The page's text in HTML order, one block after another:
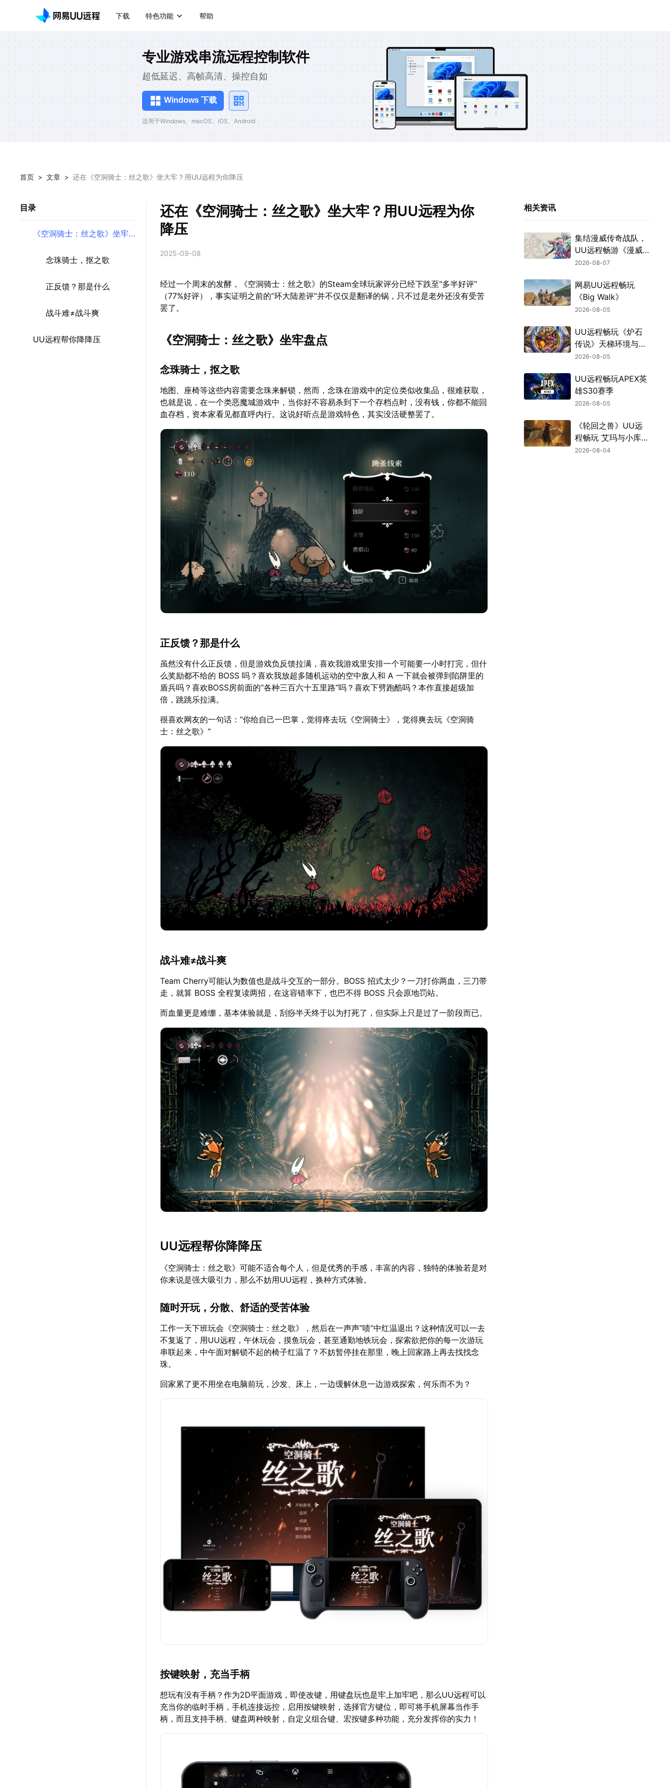
下载 特色功能 帮助
专业游戏串流远程控制软件
超低延迟、高帧高清、操控自如
Windows 下载
适用于Windows、macOS、iOS、Android
首页 > 文章 > 还在《空洞骑士：丝之歌》坐大牢？用UU远程为你降压
目录
《空洞骑士：丝之歌》坐牢
盘点念珠骑士，抠之歌
正反馈？那是什么
战斗难≠战斗爽
UU远程帮你降降压
还在《空洞骑士：丝之歌》坐大牢？用UU远程为你
降压
2025-09-08
经过一个周末的发酵，《空洞骑士：丝之歌》的Steam全球玩家评分已经下跌至“多半好评”
（77%好评），事实证明之前的“环大陆差评”并不仅仅是翻译的锅，只不过是老外还没有受苦
罢了。
《空洞骑士：丝之歌》坐牢盘点
念珠骑士，抠之歌
地图、座椅等这些内容需要念珠来解锁，然而，念珠在游戏中的定位类似收集品，很难获取，
也就是说，在一个类恶魔城游戏中，当你好不容易杀到下一个存档点时，没有钱，你都不能回
血存档，资本家看见都直呼内行。这说好听点是游戏特色，其实没活硬整罢了。
正反馈？那是什么
虽然没有什么正反馈，但是游戏负反馈拉满，喜欢我游戏里安排一个可能要一小时打完，但什
么奖励都不给的 BOSS 吗？喜欢我放超多随机运动的空中敌人和 A 一下就会被弹到陷阱里的
盾兵吗？喜欢BOSS房前面的“各种三百六十五里路”吗？喜欢下劈跑酷吗？本作直接超级加
倍，跳跳乐拉满。
很喜欢网友的一句话：“你给自己一巴掌，觉得疼去玩《空洞骑士》，觉得爽去玩《空洞骑
士：丝之歌》”
战斗难≠战斗爽
Team Cherry可能认为数值也是战斗交互的一部分。BOSS 招式太少？一刀打你两血，三刀带
走，就算 BOSS 全程复读两招，在这容错率下，也巴不得 BOSS 只会原地罚站。
而血量更是难绷，基本体验就是，刮痧半天终于以为打死了，但实际上只是过了一阶段而已。
UU远程帮你降降压
《空洞骑士：丝之歌》可能不适合每个人，但是优秀的手感，丰富的内容，独特的体验若是对
你来说是强大吸引力，那么不妨用UU远程，换种方式体验。
随时开玩，分散、舒适的受苦体验
工作一天下班玩会《空洞骑士：丝之歌》，然后在一声声“啧”中红温退出？这种情况可以一去
不复返了，用UU远程，午休玩会，摸鱼玩会，甚至通勤地铁玩会，探索欲把你的每一次游玩
串联起来，中午面对解锁不起的椅子红温了？不妨暂停挂在那里，晚上回家路上再去找找念
珠。
回家累了更不用坐在电脑前玩，沙发、床上，一边缓解休息一边游戏探索，何乐而不为？
按键映射，充当手柄
想玩有没有手柄？作为2D平面游戏，即使改键，用键盘玩也是牢上加牢吧，那么UU远程可以
充当你的临时手柄，手机连接远控，启用按键映射，选择官方键位，即可将手机屏幕当作手
柄，而且支持手柄、键盘两种映射，自定义组合键、宏按键多种功能，充分发挥你的实力！
相关资讯
集结漫威传奇战队，
UU远程畅游《漫威
斗魂》
2026-08-07
网易UU远程畅玩
《Big Walk》
2026-08-05
UU远程畅玩《炉石
传说》天梯环境与战
棋新机制
2026-08-05
UU远程畅玩APEX英
雄S30赛季
2026-08-05
《轮回之兽》UU远
程畅玩 艾玛与小库的
冒险不中断
2026-08-04